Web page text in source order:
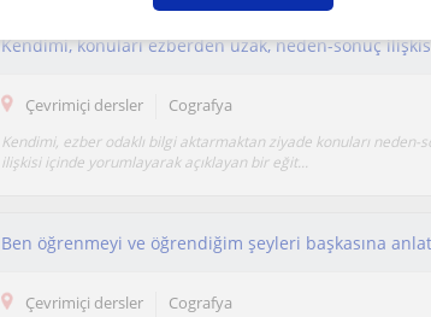
Çevrimiçi dersler Cografya
Kendimi, ezber odaklı bilgi aktarmaktan ziyade konuları neden-
ilişkisi içinde yorumlayarak açıklayan bir eğit...
Çevrimiçi dersler Cografya